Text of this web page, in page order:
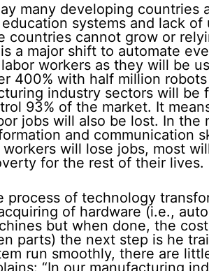
many developing countries
systems and lack
countries cannot grow or
a major shift to automate
workers as they will be
400% with half million
industry sectors will be
93% of the market. It
jobs will also be lost. In
and communication
will lose jobs, most
for the rest of their lives.
process of technology
of hardware (i.e.,
but when done, the
parts) the next step is he
run smoothly, there are
“In our manufacturing